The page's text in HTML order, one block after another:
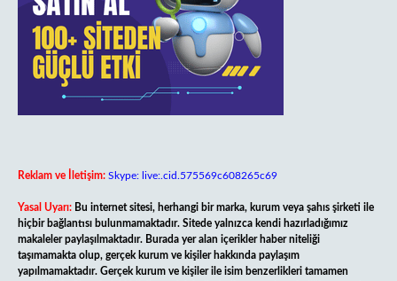
Reklam ve İletişim: Skype: live:.cid.575569c608265c69
Yasal Uyarı: Bu internet sitesi, herhangi bir marka, kurum veya şahıs şirketi ile
hiçbir bağlantısı bulunmamaktadır. Sitede yalnızca kendi hazırladığımız
makaleler paylaşılmaktadır. Burada yer alan içerikler haber niteliği
taşımamakta olup, gerçek kurum ve kişiler hakkında paylaşım
yapılmamaktadır. Gerçek kurum ve kişiler ile isim benzerlikleri tamamen